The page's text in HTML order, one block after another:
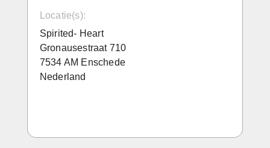
Locatie(s):
Spirited- Heart
Gronausestraat 710
7534 AM Enschede
Nederland